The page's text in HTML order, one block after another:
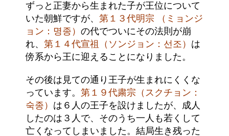
ずっと正妻から生まれた子が王位について
いた朝鮮ですが、 第１３代明宗 （ミョンジ
ョン：명종） の代でついにその法則が崩
れ、 第１４代宣祖（ソンジョン：선조） は
傍系から王に迎えることになりました。
その後は見ての通り王子が生まれにくくな
っています。 第１９代粛宗（スクチョン：
숙종） は６人の王子を設けましたが、成人
したのは３人で、そのうち一人も若くして
亡くなってしまいました。結局生き残った